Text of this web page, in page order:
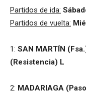
Partidos de ida:
Partidos de vuelta:
1: SAN MARTÍN
(Resistencia) L
2: MADARIAGA